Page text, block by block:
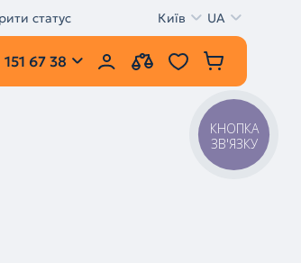
статус Київ UA
67 38
КНОПКА
ЗВ'ЯЗКУ